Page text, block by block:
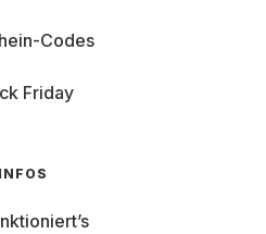
Codes
Friday
INFOS